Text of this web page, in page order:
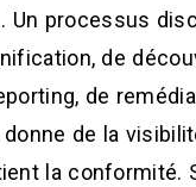
. Un processus
de
de
de la
la conformité.